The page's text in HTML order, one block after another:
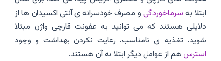
ابتلا به سرماخوردگیو مصرف خودسرانه ی آنتی اکسیدان ها از
دلایلی هستند که می توانید به عفونت قارچی واژن مبتلا
شوید. تغذیه ی نامناسب، رعایت نکردن بهداشت و وجود
استرسهم از عوامل دیگر ابتلا به آن هستند.